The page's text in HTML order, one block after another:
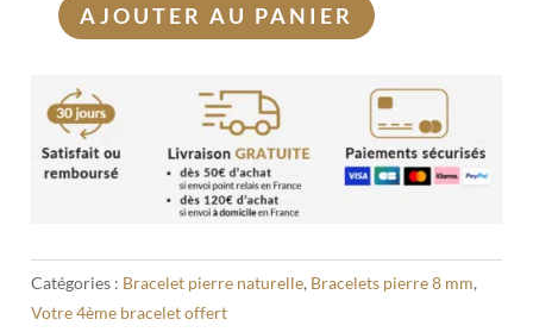
quantité
Bracelet
Apatite
bleue
AJOUTER AU PANIER
Catégories : Bracelet pierre naturelle, Bracelets pierre 8 mm,
Votre 4ème bracelet offert